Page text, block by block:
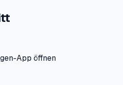
App öffnen